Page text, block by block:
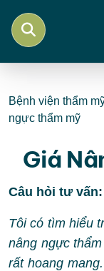
Bệnh viện thẩm
ngực thẩm mỹ
Giá
Câu hỏi tư vấn:
Tôi có tìm hiểu
nâng ngực
rất hoang